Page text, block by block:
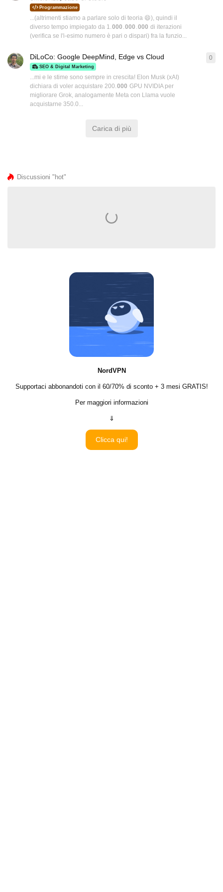
Programmazione
...(altrimenti stiamo a parlare solo di teoria 😄), quindi il
diverso tempo impiegato da 1.000 .000 .000 di iterazioni
(verifica se l'i-esimo numero è pari o dispari) fra la funzio...
DiLoCo: Google DeepMind, Edge vs Cloud
SEO & Digital Marketing
...mi e le stime sono sempre in crescita! Elon Musk (xAI)
dichiara di voler acquistare 200.000 GPU NVIDIA per
migliorare Grok, analogamente Meta con Llama vuole
acquistarne 350.0...
0
Carica di più
Discussioni "hot"
NordVPN
Supportaci abbonandoti con il 60/70% di sconto + 3 mesi GRATIS!
Per maggiori informazioni
⇓
Clicca qui!